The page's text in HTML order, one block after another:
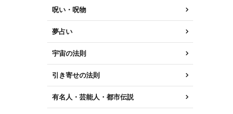
呪い・呪物
夢占い
宇宙の法則
引き寄せの法則
有名人・芸能人・都市伝説